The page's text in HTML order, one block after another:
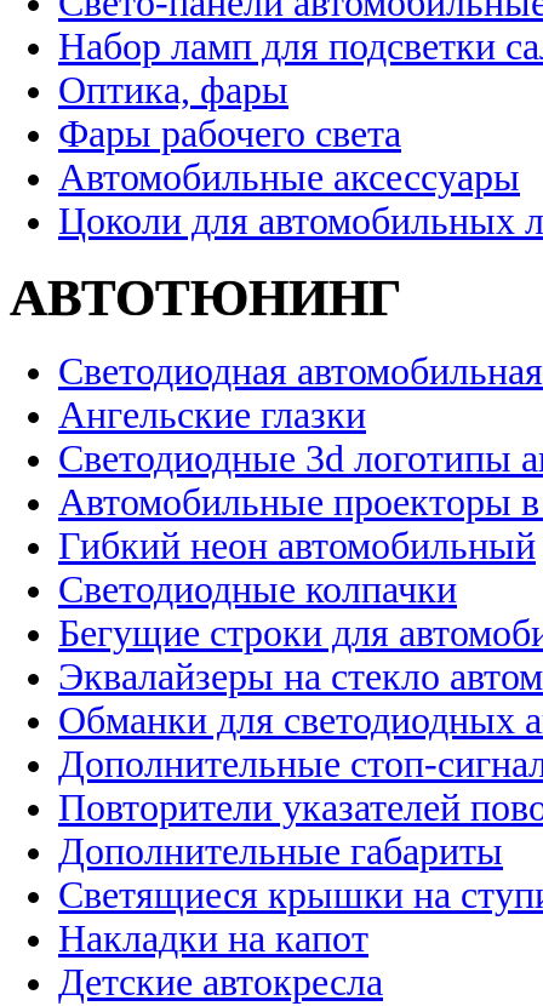
Набор ламп для подсветки
Оптика, фары
Фары рабочего света
Автомобильные аксессуары
Цоколи для автомобильных
АВТОТЮНИНГ
Светодиодная
Ангельские глазки
Светодиодные 3d логотипы
Автомобильные проекторы
Гибкий неон автомобильный
Светодиодные колпачки
Бегущие строки для
Эквалайзеры на стекло
Обманки для светодиодных
Дополнительные стоп-
Повторители указателей
Дополнительные габариты
Светящиеся крышки на
Накладки на капот
Детские автокресла